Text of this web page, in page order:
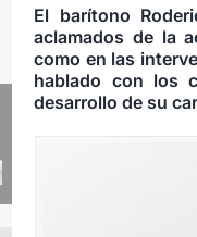
El barítono
aclamados de la
como en las
hablado con los
desarrollo de su